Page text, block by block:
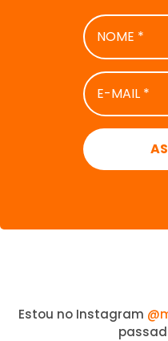
NOME
*
E-
MAIL
*
Estou no Instagram